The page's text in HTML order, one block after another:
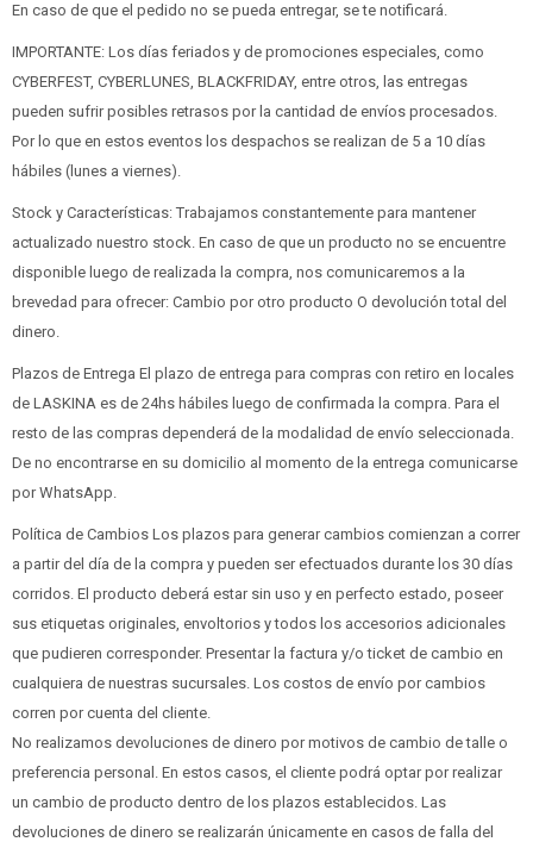
En caso de que el pedido no se pueda entregar, se te notificará.
IMPORTANTE: Los días feriados y de promociones especiales, como
CYBERFEST, CYBERLUNES, BLACKFRIDAY, entre otros, las entregas
pueden sufrir posibles retrasos por la cantidad de envíos procesados.
Por lo que en estos eventos los despachos se realizan de 5 a 10 días
hábiles (lunes a viernes).
Stock y Características: Trabajamos constantemente para mantener
actualizado nuestro stock. En caso de que un producto no se encuentre
disponible luego de realizada la compra, nos comunicaremos a la
brevedad para ofrecer: Cambio por otro producto O devolución total del
dinero.
Plazos de Entrega El plazo de entrega para compras con retiro en locales
de LASKINA es de 24hs hábiles luego de confirmada la compra. Para el
resto de las compras dependerá de la modalidad de envío seleccionada.
De no encontrarse en su domicilio al momento de la entrega comunicarse
por WhatsApp.
Política de Cambios Los plazos para generar cambios comienzan a correr
a partir del día de la compra y pueden ser efectuados durante los 30 días
corridos. El producto deberá estar sin uso y en perfecto estado, poseer
sus etiquetas originales, envoltorios y todos los accesorios adicionales
que pudieren corresponder. Presentar la factura y/o ticket de cambio en
cualquiera de nuestras sucursales. Los costos de envío por cambios
corren por cuenta del cliente.
No realizamos devoluciones de dinero por motivos de cambio de talle o
preferencia personal. En estos casos, el cliente podrá optar por realizar
un cambio de producto dentro de los plazos establecidos. Las
devoluciones de dinero se realizarán únicamente en casos de falla del